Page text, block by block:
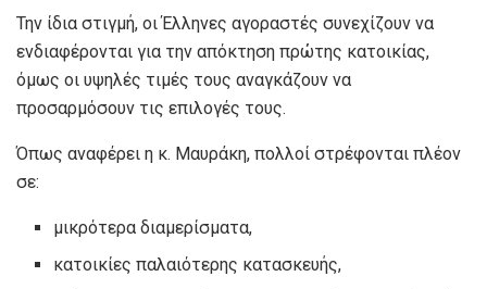
Την ίδια στιγμή, οι Έλληνες αγοραστές συνεχίζουν να
ενδιαφέρονται για την απόκτηση πρώτης κατοικίας,
όμως οι υψηλές τιμές τους αναγκάζουν να
προσαρμόσουν τις επιλογές τους.
Όπως αναφέρει η κ. Μαυράκη, πολλοί στρέφονται πλέον
σε:
μικρότερα διαμερίσματα,
κατοικίες παλαιότερης κατασκευής,